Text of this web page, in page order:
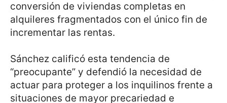
conversión de viviendas completas en
alquileres fragmentados con el único fin de
incrementar las rentas.
Sánchez calificó esta tendencia de
“preocupante” y defendió la necesidad de
actuar para proteger a los inquilinos frente a
situaciones de mayor precariedad e